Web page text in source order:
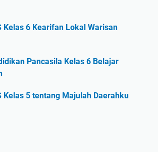
Kelas 6 Kearifan Lokal Warisan
Pancasila Kelas 6 Belajar
Kelas 5 tentang Majulah Daerahku